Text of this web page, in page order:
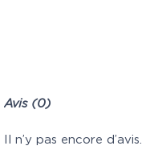
Avis (0)
Il n’y pas encore d’avis.